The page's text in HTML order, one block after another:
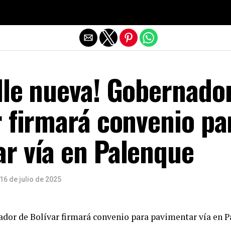
nueva!
convenio
vía en Palenque
16 de julio de 2025
de Bolívar firmará convenio para pavimentar vía en